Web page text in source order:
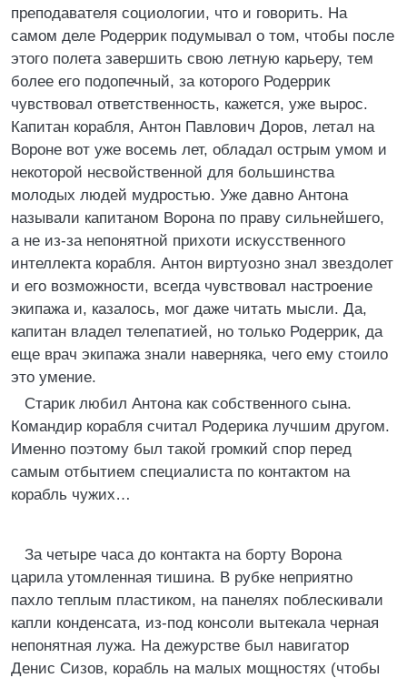
преподавателя социологии, что и говорить. На
самом деле Родеррик подумывал о том, чтобы после
этого полета завершить свою летную карьеру, тем
более его подопечный, за которого Родеррик
чувствовал ответственность, кажется, уже вырос.
Капитан корабля, Антон Павлович Доров, летал на
Вороне вот уже восемь лет, обладал острым умом и
некоторой несвойственной для большинства
молодых людей мудростью. Уже давно Антона
называли капитаном Ворона по праву сильнейшего,
а не из-за непонятной прихоти искусственного
интеллекта корабля. Антон виртуозно знал звездолет
и его возможности, всегда чувствовал настроение
экипажа и, казалось, мог даже читать мысли. Да,
капитан владел телепатией, но только Родеррик, да
еще врач экипажа знали наверняка, чего ему стоило
это умение.
Старик любил Антона как собственного сына.
Командир корабля считал Родерика лучшим другом.
Именно поэтому был такой громкий спор перед
самым отбытием специалиста по контактом на
корабль чужих…
За четыре часа до контакта на борту Ворона
царила утомленная тишина. В рубке неприятно
пахло теплым пластиком, на панелях поблескивали
капли конденсата, из-под консоли вытекала черная
непонятная лужа. На дежурстве был навигатор
Денис Сизов, корабль на малых мощностях (чтобы